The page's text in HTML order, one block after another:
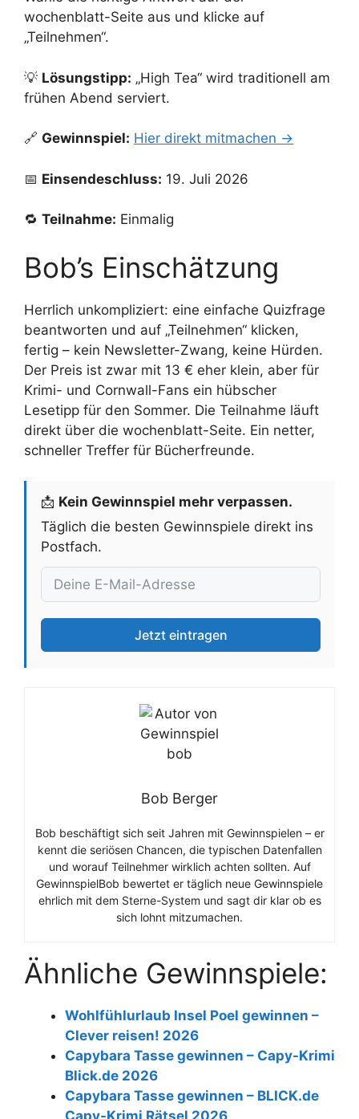
wochenblatt-Seite aus und klicke auf
„Teilnehmen“.
💡 Lösungstipp: „High Tea“ wird traditionell am
frühen Abend serviert.
🔗 Gewinnspiel: Hier direkt mitmachen →
📅 Einsendeschluss: 19. Juli 2026
🔁 Teilnahme: Einmalig
Bob’s Einschätzung
Herrlich unkompliziert: eine einfache Quizfrage
beantworten und auf „Teilnehmen“ klicken,
fertig – kein Newsletter-Zwang, keine Hürden.
Der Preis ist zwar mit 13 € eher klein, aber für
Krimi- und Cornwall-Fans ein hübscher
Lesetipp für den Sommer. Die Teilnahme läuft
direkt über die wochenblatt-Seite. Ein netter,
schneller Treffer für Bücherfreunde.
📩 Kein Gewinnspiel mehr verpassen.
Täglich die besten Gewinnspiele direkt ins
Postfach.
Jetzt eintragen
Bob Berger
Bob beschäftigt sich seit Jahren mit Gewinnspielen – er
kennt die seriösen Chancen, die typischen Datenfallen
und worauf Teilnehmer wirklich achten sollten. Auf
GewinnspielBob bewertet er täglich neue Gewinnspiele
ehrlich mit dem Sterne-System und sagt dir klar ob es
sich lohnt mitzumachen.
Ähnliche Gewinnspiele:
Wohlfühlurlaub Insel Poel gewinnen –
Clever reisen! 2026
Capybara Tasse gewinnen – Capy-Krimi
Blick.de 2026
Capybara Tasse gewinnen – BLICK.de